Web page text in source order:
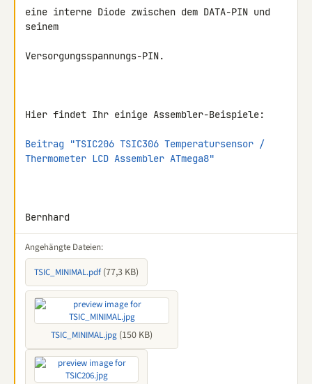
eine interne Diode zwischen dem DATA-PIN und
seinem
Versorgungsspannungs-PIN.
Hier findet Ihr einige Assembler-Beispiele:
Beitrag "TSIC206 TSIC306 Temperatursensor /
Thermometer LCD Assembler ATmega8"
Bernhard
Angehängte Dateien:
TSIC_MINIMAL.pdf (77,3 KB)
TSIC_MINIMAL.jpg (150 KB)